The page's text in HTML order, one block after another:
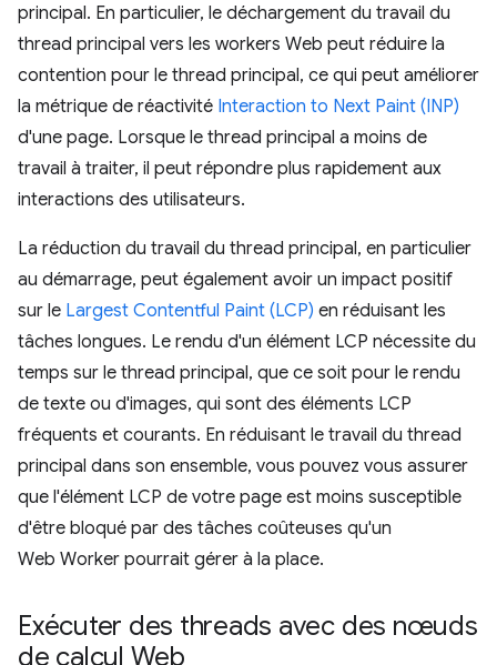
principal. En particulier, le déchargement du travail du
thread principal vers les workers Web peut réduire la
contention pour le thread principal, ce qui peut améliorer
la métrique de réactivité Interaction to Next Paint (INP)
d'une page. Lorsque le thread principal a moins de
travail à traiter, il peut répondre plus rapidement aux
interactions des utilisateurs.
La réduction du travail du thread principal, en particulier
au démarrage, peut également avoir un impact positif
sur le Largest Contentful Paint (LCP) en réduisant les
tâches longues. Le rendu d'un élément LCP nécessite du
temps sur le thread principal, que ce soit pour le rendu
de texte ou d'images, qui sont des éléments LCP
fréquents et courants. En réduisant le travail du thread
principal dans son ensemble, vous pouvez vous assurer
que l'élément LCP de votre page est moins susceptible
d'être bloqué par des tâches coûteuses qu'un
Web Worker pourrait gérer à la place.
Exécuter des threads avec des nœuds
de calcul Web